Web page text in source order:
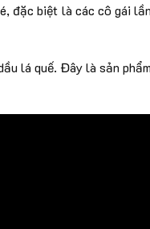
đặc biệt là các cô gái lần
lá quế. Đây là sản phẩm